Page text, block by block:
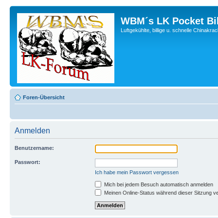
WBM´s LK Pocket
Luftgekühlte, billige u. schnelle
Foren-Übersicht
Anmelden
Benutzername:
Passwort:
Ich habe mein Passwort vergessen
Mich bei jedem Besuch automatisch anmelden
Meinen Online-Status während dieser Sitzung